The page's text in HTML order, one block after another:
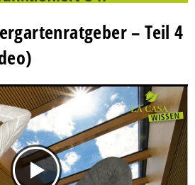
– Teil 4